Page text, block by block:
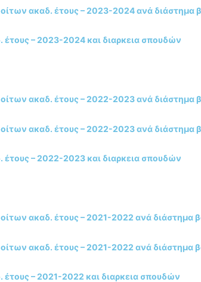
ακαδ. έτους – 2023-2024 ανά διάστημα
– 2023-2024 και διαρκεια σπουδών
ακαδ. έτους – 2022-2023 ανά διάστημα
ακαδ. έτους – 2022-2023 ανά διάστημα
– 2022-2023 και διαρκεια σπουδών
ακαδ. έτους – 2021-2022 ανά διάστημα
ακαδ. έτους – 2021-2022 ανά διάστημα
– 2021-2022 και διαρκεια σπουδών